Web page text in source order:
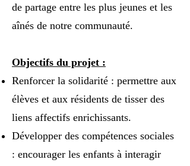
de partage entre les plus jeunes et les
aînés de notre communauté.
Objectifs du projet :
Renforcer la solidarité : permettre aux
élèves et aux résidents de tisser des
liens affectifs enrichissants.
Développer des compétences sociales
: encourager les enfants à interagir